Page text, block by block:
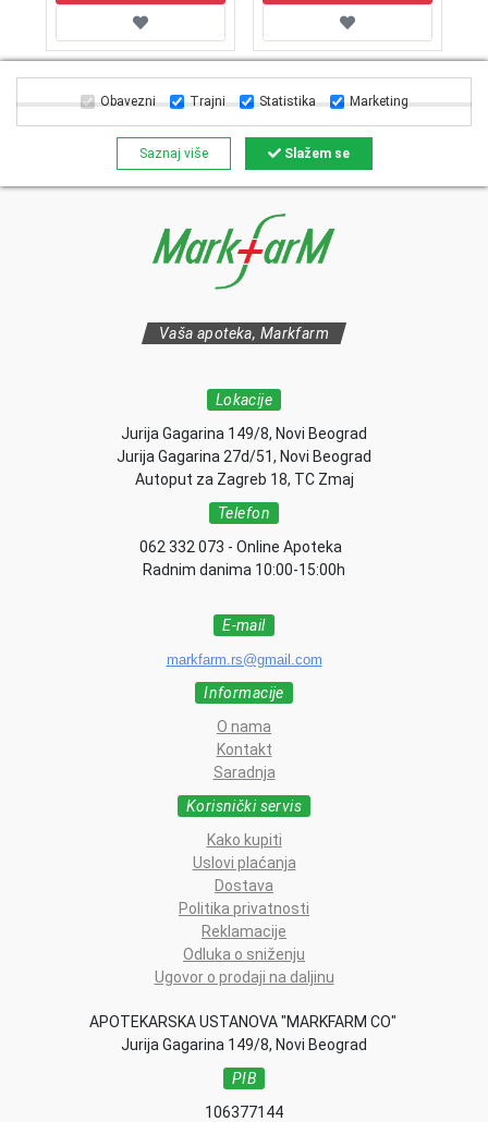
Vaša apoteka, Markfarm
Lokacije
Jurija Gagarina 149/8, Novi Beograd
Jurija Gagarina 27d/51, Novi Beograd
Autoput za Zagreb 18, TC Zmaj
Telefon
062 332 073 - Online Apoteka
Radnim danima 10:00-15:00h
E-mail
markfarm.rs@gmail.com
Informacije
O nama
Kontakt
Saradnja
Korisnički servis
Kako kupiti
Uslovi plaćanja
Dostava
Politika privatnosti
Reklamacije
Odluka o sniženju
Ugovor o prodaji na daljinu
APOTEKARSKA USTANOVA "MARKFARM CO"
Jurija Gagarina 149/8, Novi Beograd
PIB
106377144
Obavezni Trajni Statistika Marketing
Saznaj više Slažem se